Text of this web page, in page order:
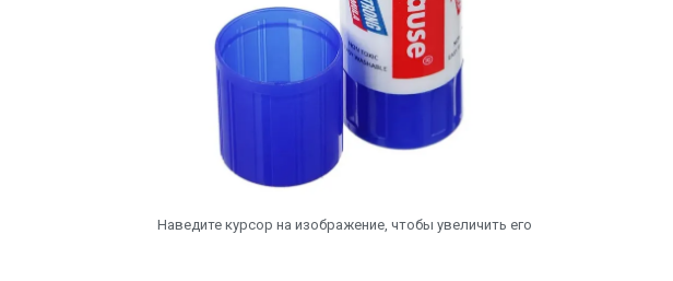
Наведите курсор на изображение, чтобы увеличить его